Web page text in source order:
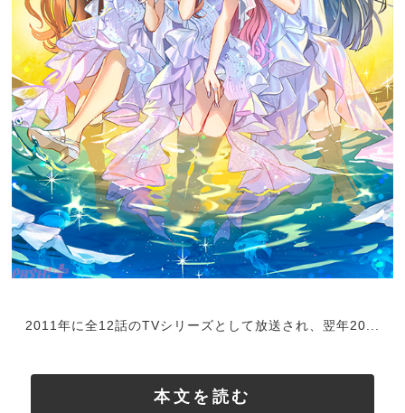
2011年に全12話のTVシリーズとして放送され、翌年20...
本文を読む